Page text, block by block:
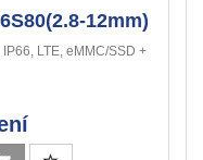
12mm)
LTE, eMMC/SSD +